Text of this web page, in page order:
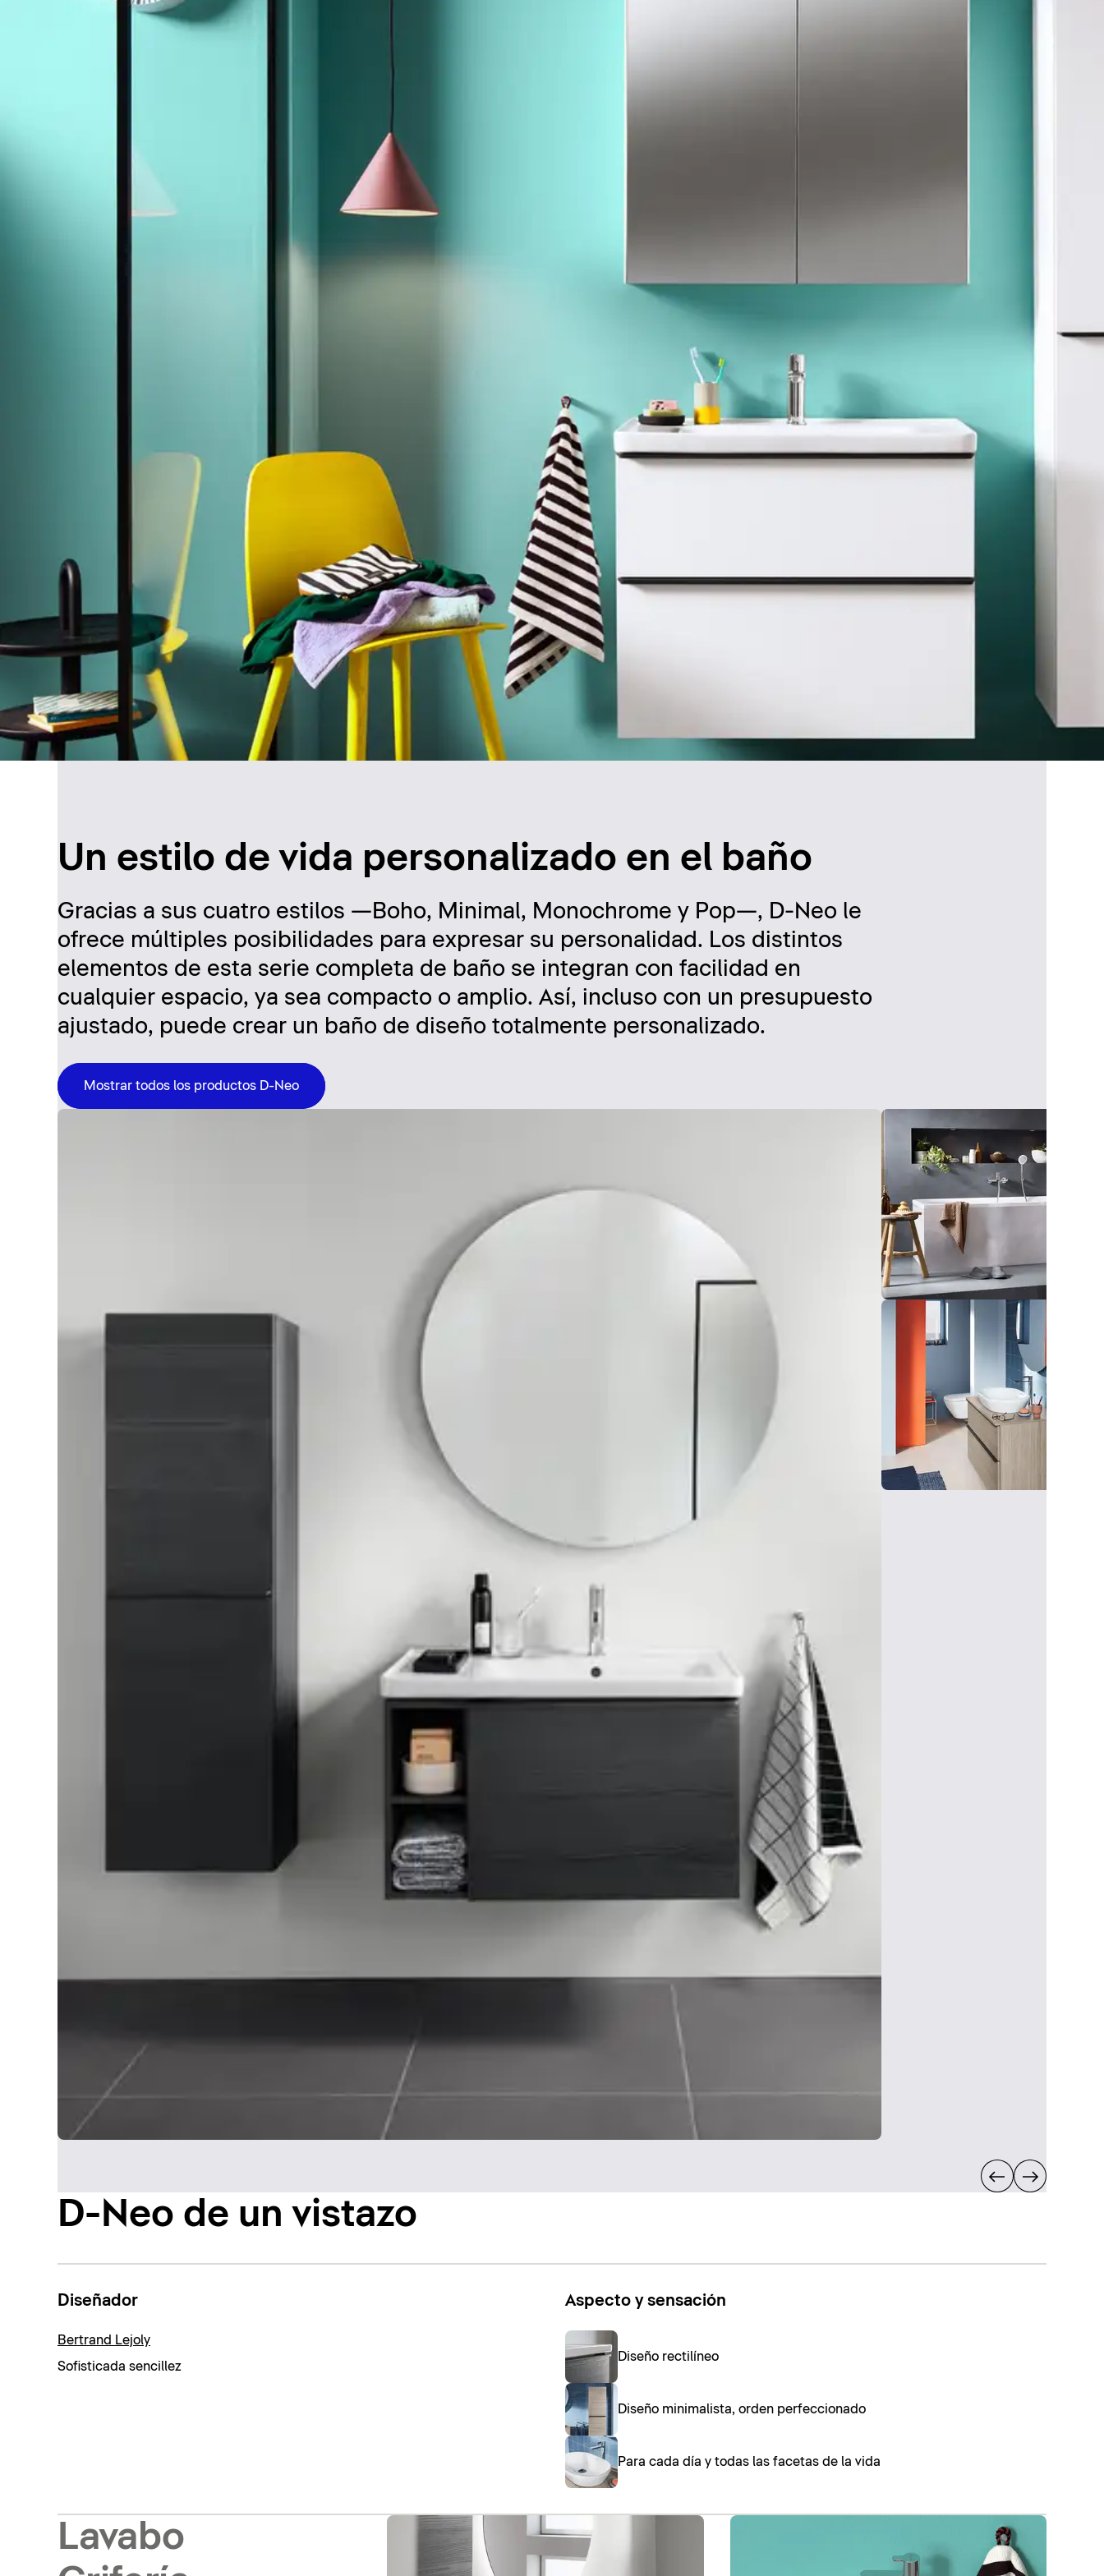
Un estilo de vida personalizado en el baño
Gracias a sus cuatro estilos —Boho, Minimal, Monochrome y Pop—, D-Neo le
ofrece múltiples posibilidades para expresar su personalidad. Los distintos
elementos de esta serie completa de baño se integran con facilidad en
cualquier espacio, ya sea compacto o amplio. Así, incluso con un presupuesto
ajustado, puede crear un baño de diseño totalmente personalizado.
Mostrar todos los productos D-Neo
D-Neo de un vistazo
Diseñador
Bertrand Lejoly
Sofisticada sencillez
Aspecto y sensación
Diseño rectilíneo
Diseño minimalista, orden perfeccionado
Para cada día y todas las facetas de la vida
Lavabo